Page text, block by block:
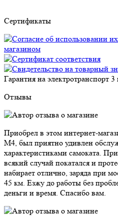
Сертификаты
Гарантия на электротранспорт 3
Отзывы
Приобрел в этом интернет-
M4, был приятно удивлен
характеристиками самоката.
всякий случай покатался и
набирает отлично, заряда при
45 км. Езжу до работы без
деньги и время. Спасибо вам.